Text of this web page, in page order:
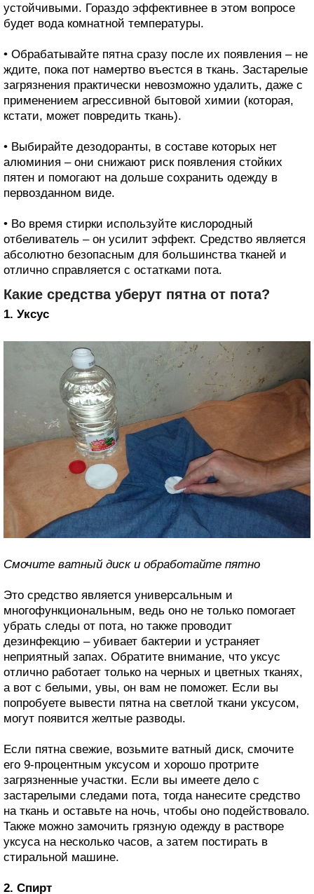
устойчивыми. Гораздо эффективнее в этом вопросе
будет вода комнатной температуры.
• Обрабатывайте пятна сразу после их появления – не
ждите, пока пот намертво въестся в ткань. Застарелые
загрязнения практически невозможно удалить, даже с
применением агрессивной бытовой химии (которая,
кстати, может повредить ткань).
• Выбирайте дезодоранты, в составе которых нет
алюминия – они снижают риск появления стойких
пятен и помогают на дольше сохранить одежду в
первозданном виде.
• Во время стирки используйте кислородный
отбеливатель – он усилит эффект. Средство является
абсолютно безопасным для большинства тканей и
отлично справляется с остатками пота.
Какие средства уберут пятна от пота?
1. Уксус
Смочите ватный диск и обработайте пятно
Это средство является универсальным и
многофункциональным, ведь оно не только помогает
убрать следы от пота, но также проводит
дезинфекцию – убивает бактерии и устраняет
неприятный запах. Обратите внимание, что уксус
отлично работает только на черных и цветных тканях,
а вот с белыми, увы, он вам не поможет. Если вы
попробуете вывести пятна на светлой ткани уксусом,
могут появится желтые разводы.
Если пятна свежие, возьмите ватный диск, смочите
его 9-процентным уксусом и хорошо протрите
загрязненные участки. Если вы имеете дело с
застарелыми следами пота, тогда нанесите средство
на ткань и оставьте на ночь, чтобы оно подействовало.
Также можно замочить грязную одежду в растворе
уксуса на несколько часов, а затем постирать в
стиральной машине.
2. Спирт